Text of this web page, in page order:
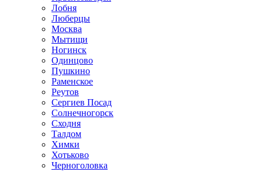
Лобня
Люберцы
Москва
Мытищи
Ногинск
Одинцово
Пушкино
Раменское
Реутов
Сергиев Посад
Солнечногорск
Сходня
Талдом
Химки
Хотьково
Черноголовка